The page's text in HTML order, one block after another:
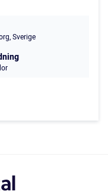
Sverige